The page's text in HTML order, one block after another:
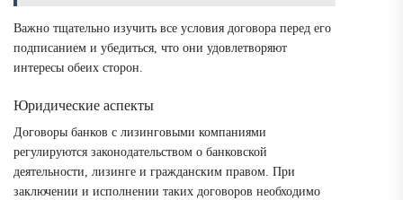
Важно тщательно изучить все условия договора перед его
подписанием и убедиться, что они удовлетворяют
интересы обеих сторон.
Юридические аспекты
Договоры банков с лизинговыми компаниями
регулируются законодательством о банковской
деятельности, лизинге и гражданским правом. При
заключении и исполнении таких договоров необходимо